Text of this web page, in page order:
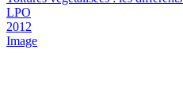
LPO
2012
Image